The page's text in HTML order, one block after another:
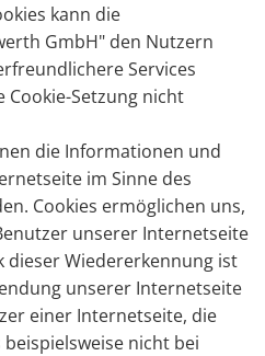
kann die
GmbH" den Nutzern
Services
Setzung nicht
die Informationen und
im Sinne des
Cookies ermöglichen uns,
unserer Internetseite
dieser Wiedererkennung ist
unserer Internetseite
einer Internetseite, die
nicht bei